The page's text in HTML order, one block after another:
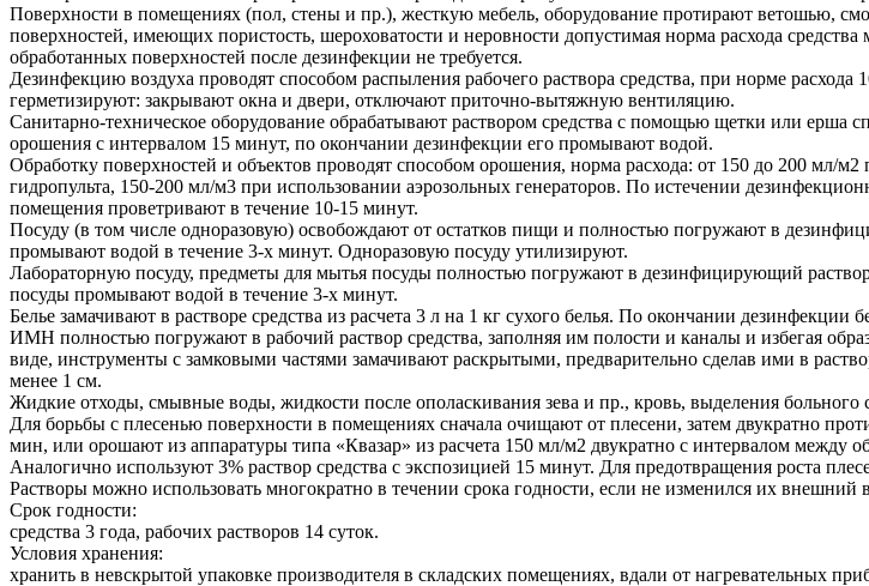
Поверхности в помещениях (пол, стены и пр.), жесткую мебель, оборудование протирают ветошью,
поверхностей, имеющих пористость, шероховатости и неровности допустимая норма расхода
обработанных поверхностей после дезинфекции не требуется.
Дезинфекцию воздуха проводят способом распыления рабочего раствора средства, при норме
герметизируют: закрывают окна и двери, отключают приточно-вытяжную вентиляцию.
Санитарно-техническое оборудование обрабатывают раствором средства с помощью щетки или ерша
орошения с интервалом 15 минут, по окончании дезинфекции его промывают водой.
Обработку поверхностей и объектов проводят способом орошения, норма расхода: от 150 до 200 мл/
гидропульта, 150-200 мл/м3 при использовании аэрозольных генераторов. По истечении
помещения проветривают в течение 10-15 минут.
Посуду (в том числе одноразовую) освобождают от остатков пищи и полностью погружают в
промывают водой в течение 3-х минут. Одноразовую посуду утилизируют.
Лабораторную посуду, предметы для мытья посуды полностью погружают в дезинфицирующий
посуды промывают водой в течение 3-х минут.
Белье замачивают в растворе средства из расчета 3 л на 1 кг сухого белья. По окончании дезинфекции
ИМН полностью погружают в рабочий раствор средства, заполняя им полости и каналы и избегая
виде, инструменты с замковыми частями замачивают раскрытыми, предварительно сделав ими в
менее 1 см.
Жидкие отходы, смывные воды, жидкости после ополаскивания зева и пр., кровь, выделения больного
Для борьбы с плесенью поверхности в помещениях сначала очищают от плесени, затем двукратно
мин, или орошают из аппаратуры типа «Квазар» из расчета 150 мл/м2 двукратно с интервалом
Аналогично используют 3% раствор средства с экспозицией 15 минут. Для предотвращения роста
Растворы можно использовать многократно в течении срока годности, если не изменился их внешний
Срок годности:
средства 3 года, рабочих растворов 14 суток.
Условия хранения:
хранить в невскрытой упаковке производителя в складских помещениях, вдали от нагревательных